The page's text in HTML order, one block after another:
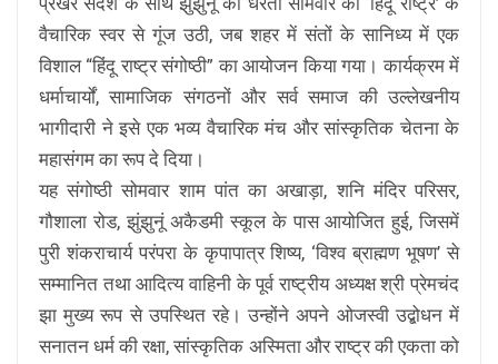
वैचारिक स्वर से गूंज उठी, जब शहर में संतों के सानिध्य में एक
विशाल “हिंदू राष्ट्र संगोष्ठी” का आयोजन किया गया। कार्यक्रम में
धर्माचार्यों, सामाजिक संगठनों और सर्व समाज की उल्लेखनीय
भागीदारी ने इसे एक भव्य वैचारिक मंच और सांस्कृतिक चेतना के
महासंगम का रूप दे दिया।
यह संगोष्ठी सोमवार शाम पांत का अखाड़ा, शनि मंदिर परिसर,
गौशाला रोड, झुंझुनूं अकैडमी स्कूल के पास आयोजित हुई, जिसमें
पुरी शंकराचार्य परंपरा के कृपापात्र शिष्य, ‘विश्व ब्राह्मण भूषण’ से
सम्मानित तथा आदित्य वाहिनी के पूर्व राष्ट्रीय अध्यक्ष श्री प्रेमचंद
झा मुख्य रूप से उपस्थित रहे। उन्होंने अपने ओजस्वी उद्बोधन में
सनातन धर्म की रक्षा, सांस्कृतिक अस्मिता और राष्ट्र की एकता को